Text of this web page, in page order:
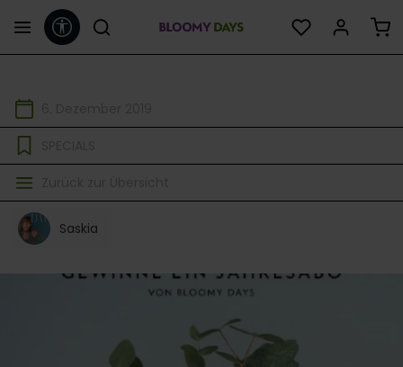
springenWerkzeugleiste anzeigen
Saskia